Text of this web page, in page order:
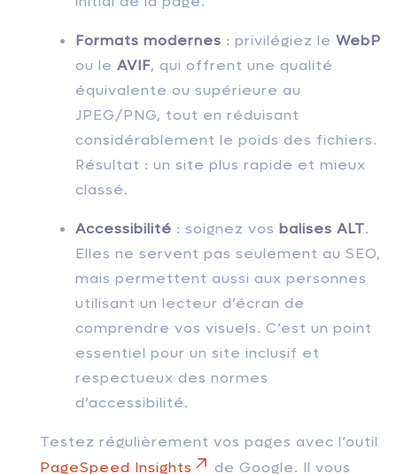
Formats modernes : privilégiez le WebP
ou le AVIF, qui offrent une qualité
équivalente ou supérieure au
JPEG/PNG, tout en réduisant
considérablement le poids des fichiers.
Résultat : un site plus rapide et mieux
classé.
Accessibilité : soignez vos balises ALT.
Elles ne servent pas seulement au SEO,
mais permettent aussi aux personnes
utilisant un lecteur d’écran de
comprendre vos visuels. C’est un point
essentiel pour un site inclusif et
respectueux des normes
d’accessibilité.
Testez régulièrement vos pages avec l’outil
PageSpeed Insights
de Google. Il vous